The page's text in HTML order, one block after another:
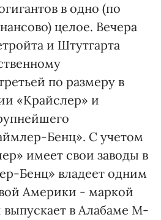
в одно (по
целое. Вечера
и Штутгарта
по размеру в
«Крайслер» и
Бенц». С учетом
имеет свои заводы в
Бенц» владеет одним
Америки - маркой
в Алабаме М-